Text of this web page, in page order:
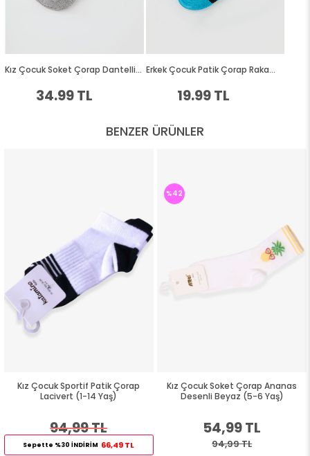
BENZER ÜRÜNLER
Kız Çocuk Sportif Patik Çorap
Lacivert (1-14 Yaş)
94,99 TL
Sepette %30 İNDİRİM 66,49 TL
Kız Çocuk Soket Çorap Ananas
Desenli Beyaz (5-6 Yaş)
54,99 TL
94,99 TL
%42